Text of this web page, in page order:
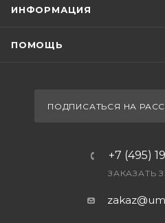
ИНФОРМАЦИЯ
ПОМОЩЬ
ПОДПИСАТЬСЯ НА
+7 (495)
ЗАКАЗАТЬ